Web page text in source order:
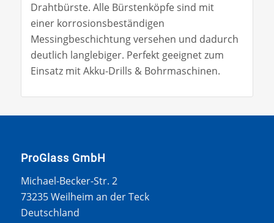
Drahtbürste. Alle Bürstenköpfe sind mit
einer korrosionsbeständigen
Messingbeschichtung versehen und dadurch
deutlich langlebiger. Perfekt geeignet zum
Einsatz mit Akku-Drills & Bohrmaschinen.
ProGlass GmbH
Michael-Becker-Str. 2
73235 Weilheim an der Teck
Deutschland